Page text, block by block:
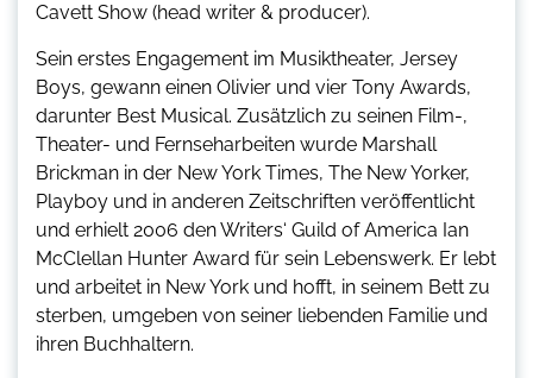
Cavett Show (head writer & producer).
Sein erstes Engagement im Musiktheater, Jersey
Boys, gewann einen Olivier und vier Tony Awards,
darunter Best Musical. Zusätzlich zu seinen Film-,
Theater- und Fernseharbeiten wurde Marshall
Brickman in der New York Times, The New Yorker,
Playboy und in anderen Zeitschriften veröffentlicht
und erhielt 2006 den Writers‘ Guild of America Ian
McClellan Hunter Award für sein Lebenswerk. Er lebt
und arbeitet in New York und hofft, in seinem Bett zu
sterben, umgeben von seiner liebenden Familie und
ihren Buchhaltern.